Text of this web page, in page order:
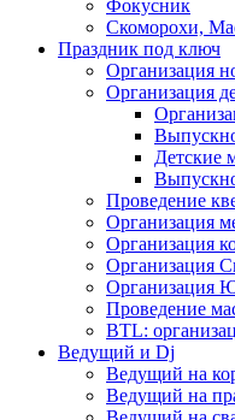
Фокусник
Скоморохи,
Праздник под ключ
Организация
Организация
Детские
Проведение
Организация
Организация
Организация
Организация
Проведение
BTL:
Ведущий и Dj
Ведущий на
Ведущий на